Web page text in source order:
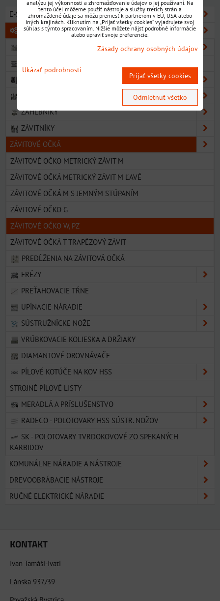
E-SHOP SORTIMENT
KOVOOBRÁBACIE NÁSTROJE
ZÁHLBNÍKY
ZÁVITNÍKY
ZÁVITOVÉ OČKÁ
ZÁVITOVÉ OČKO METRICKÝ ZÁVIT M
ZÁVITOVÉ OČKÁ METRICKÝ ZÁVIT M ĽAVÉ
ZÁVITOVÉ OČKÁ M S JEMNÝM STÚPANÍM
ZÁVITOVÉ OČKO G
ZÁVITOVÉ OČKO W, PZ
ZÁVITOVÉ OČKÁ T TRAPÉZOVÝ ZÁVIT
PREDĹŽENIA NA ZÁVITOVÁ OČKÁ
FRÉZY
PREŤAHOVACIE TŔNE
UPÍNACIE NÁRADIE
SÚSTRUŽNÍCKE NOŽE
VRÚBKOVACIE KOLIESKA A DRŽIAKY
DIAMANTOVÉ OROVNÁVAČE
PÍLOVÉ KOTÚČE NA KOV HSS
STROJNÉ PÍLOVÉ LISTY
MERADLÁ A PRÍSLUŠENSTVO
RADECO - POLOTOVARY HSS SÚSTR. NOŽOV
SK - POLOTOVARY TVRDOKOVOVÉ ZO SPEKANÝCH
KARBIDOV
KOMUNÁLNE NÁRADIE A NÁSTROJE
DREVOOBRÁBACIE NÁSTROJE
RUČNÉ ELEKTRICKÉ NÁRADIE
KONTAKT
Ivan Tamáši-Ivati
Lánska 937/39
analýzu jej výkonnosti a zhromažďovanie údajov o jej používaní. Na
tento účel môžeme použiť nástroje a služby tretích strán a
zhromaždené údaje sa môžu preniesť k partnerom v EÚ, USA alebo
iných krajinách. Kliknutím na „Prijať všetky cookies“ vyjadrujete svoj
súhlas s týmto spracovaním. Nižšie môžete nájsť podrobné informácie
alebo upraviť svoje preferencie.
Zásady ochrany osobných údajov
Ukázať podrobnosti
Prijať všetky cookies
Odmietnuť všetko